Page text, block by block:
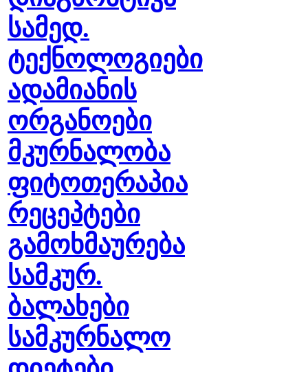
სამედ.
ტექნოლოგიები
ადამიანის
ორგანოები
მკურნალობა
ფიტოთერაპია
რეცეპტები
გამოხმაურება
სამკურ.
ბალახები
სამკურნალო